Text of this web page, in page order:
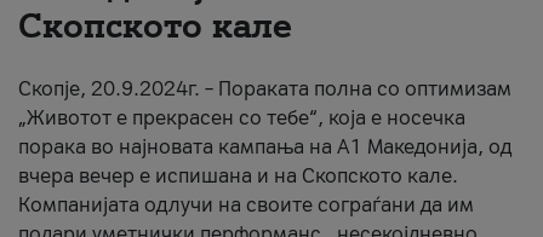
За нас
#ПодобарОнлајн
Скопското кале
Скопје, 20.9.2024г. – Пораката полна со оптимизам
„Животот е прекрасен со тебе“, која е носечка
порака во најновата кампања на А1 Македонија, од
вчера вечер е испишана и на Скопското кале.
Компанијата одлучи на своите сограѓани да им